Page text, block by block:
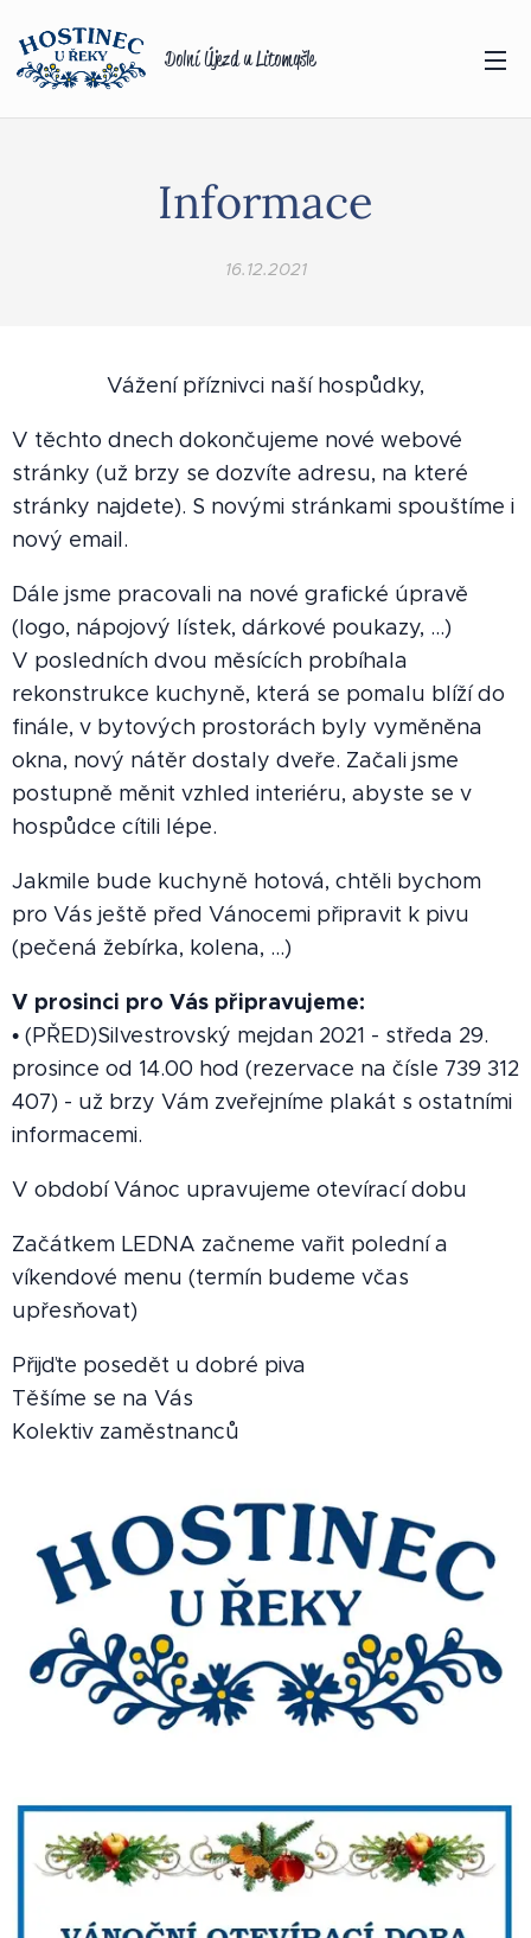
Dolní Újezd u Litomyšle
Informace
16.12.2021
Vážení příznivci naší hospůdky,
V těchto dnech dokončujeme nové webové
stránky (už brzy se dozvíte adresu, na které
stránky najdete). S novými stránkami spouštíme i
nový email.
Dále jsme pracovali na nové grafické úpravě
(logo, nápojový lístek, dárkové poukazy, ...)
V posledních dvou měsících probíhala
rekonstrukce kuchyně, která se pomalu blíží do
finále, v bytových prostorách byly vyměněna
okna, nový nátěr dostaly dveře. Začali jsme
postupně měnit vzhled interiéru, abyste se v
hospůdce cítili lépe.
Jakmile bude kuchyně hotová, chtěli bychom
pro Vás ještě před Vánocemi připravit k pivu
(pečená žebírka, kolena, ...)
V prosinci pro Vás připravujeme:
• (PŘED)Silvestrovský mejdan 2021 - středa 29.
prosince od 14.00 hod (rezervace na čísle 739 312
407) - už brzy Vám zveřejníme plakát s ostatními
informacemi.
V období Vánoc upravujeme otevírací dobu
Začátkem LEDNA začneme vařit polední a
víkendové menu (termín budeme včas
upřesňovat)
Přijďte posedět u dobré piva
Těšíme se na Vás
Kolektiv zaměstnanců